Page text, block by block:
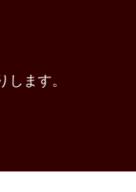
ます。